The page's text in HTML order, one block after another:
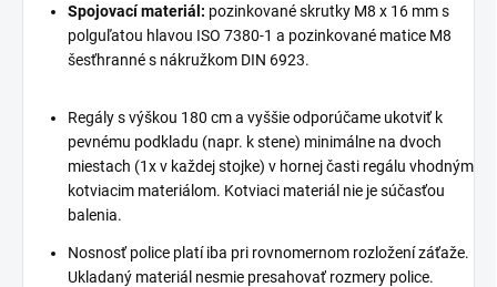
Spojovací materiál: pozinkované skrutky M8 x 16 mm s
polguľatou hlavou ISO 7380-1 a pozinkované matice M8
šesťhranné s nákružkom DIN 6923.
Regály s výškou 180 cm a vyššie odporúčame ukotviť k
pevnému podkladu (napr. k stene) minimálne na dvoch
miestach (1x v každej stojke) v hornej časti regálu vhodným
kotviacim materiálom. Kotviaci materiál nie je súčasťou
balenia.
Nosnosť police platí iba pri rovnomernom rozložení záťaže.
Ukladaný materiál nesmie presahovať rozmery police.